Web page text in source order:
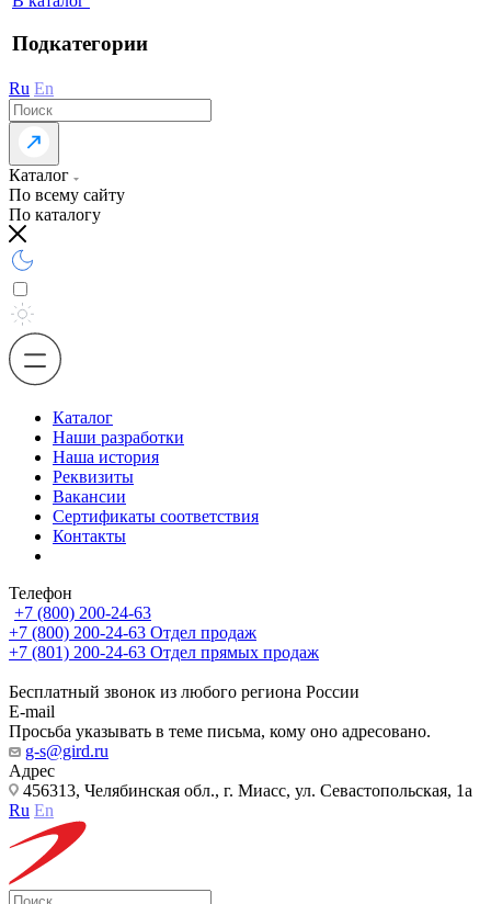
Подкатегории
Ru En
Каталог
По всему сайту
По каталогу
Каталог
Наши разработки
Наша история
Реквизиты
Вакансии
Сертификаты соответствия
Контакты
Телефон
+7 (800) 200-24-63
+7 (800) 200-24-63 Отдел продаж
+7 (801) 200-24-63 Отдел прямых продаж
Бесплатный звонок из любого региона России
E-mail
Просьба указывать в теме письма, кому оно адресовано.
g-s@gird.ru
Адрес
456313, Челябинская обл., г. Миасс, ул. Севастопольская, 1а
Ru En